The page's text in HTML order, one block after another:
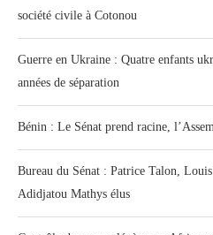
société civile à Cotonou
Guerre en Ukraine : Quatre enfants
années de séparation
Bénin : Le Sénat prend racine,
Bureau du Sénat : Patrice Talon,
Adidjatou Mathys élus